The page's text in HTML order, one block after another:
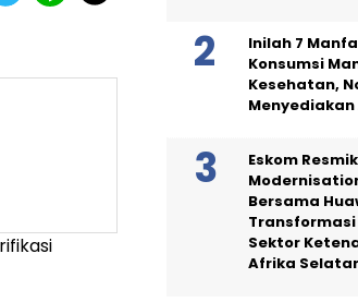
Inilah 7
Konsumsi
Kesehatan,
Eskom
Bersama
Sektor
Afrika